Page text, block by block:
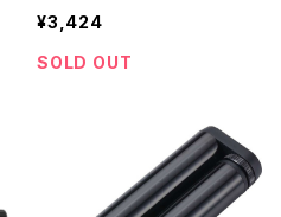
46550-01(クランクブラザ
ーズ)
¥3,424
SOLD OUT